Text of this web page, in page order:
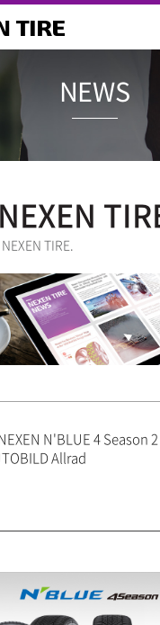
TIRE.
N'BLUE 4 Season
Allrad